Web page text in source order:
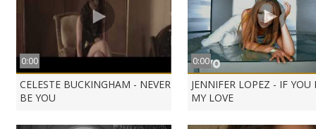
0:00
CELESTE BUCKINGHAM - NEVER
BE YOU
0:00
JENNIFER LOPEZ - IF YOU
MY LOVE